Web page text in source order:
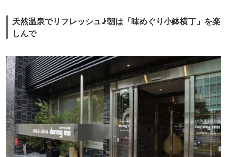
天然温泉でリフレッシュ♪朝は「味めぐり小鉢横丁」を楽
しんで